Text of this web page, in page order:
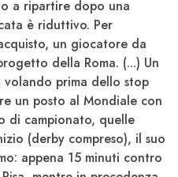
a ripartire dopo una
è riduttivo. Per
un giocatore da
della Roma. (...) Un
volando prima dello stop
un posto al Mondiale con
di campionato, quelle
(derby compreso), il suo
appena 15 minuti contro